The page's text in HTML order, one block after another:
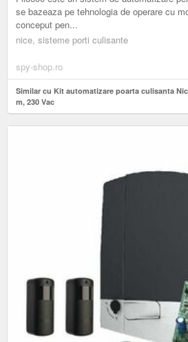
se bazeaza pe tehnologia de operare cu
conceput pen...
nice, sisteme porti culisante
spy-shop.ro
Similar cu Kit automatizare poarta culisanta
m, 230 Vac